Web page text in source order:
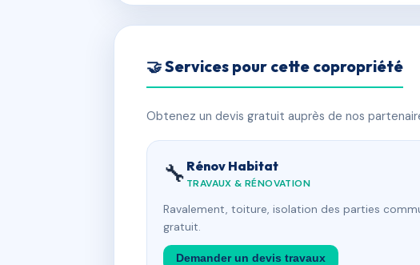
🤝 Services pour cette copropriété
Obtenez un devis gratuit auprès de nos
🔧 Rénov Habitat
TRAVAUX & RÉNOVATION
Ravalement, toiture, isolation des parties
gratuit.
Demander un devis travaux